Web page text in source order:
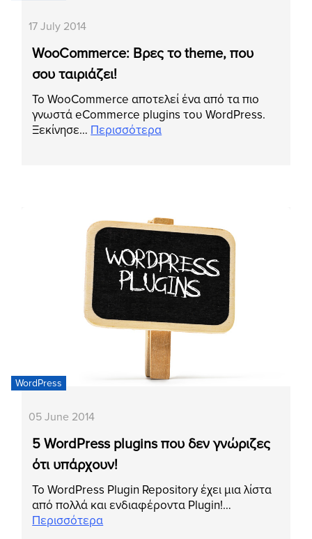
17 July 2014
WooCommerce: Βρες το theme, που
σου ταιριάζει!
Το WooCommerce αποτελεί ένα από τα πιο
γνωστά eCommerce plugins του WordPress.
Ξεκίνησε… Περισσότερα
WordPress
05 June 2014
5 WordPress plugins που δεν γνώριζες
ότι υπάρχουν!
Το WordPress Plugin Repository έχει μια λίστα
από πολλά και ενδιαφέροντα Plugin!…
Περισσότερα